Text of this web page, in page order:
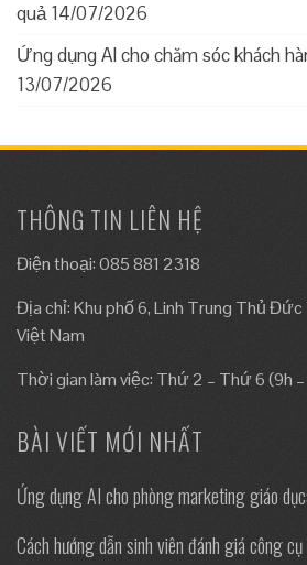
quả 14/07/2026
Ứng dụng AI cho chăm sóc khách
13/07/2026
THÔNG TIN LIÊN HỆ
Điện thoại: 085 881 2318
Địa chỉ: Khu phố 6, Linh Trung Thủ Đức
Việt Nam
Thời gian làm việc: Thứ 2 – Thứ 6 (9h
BÀI VIẾT MỚI NHẤT
Ứng dụng AI cho phòng marketing giáo
Cách hướng dẫn sinh viên đánh giá công